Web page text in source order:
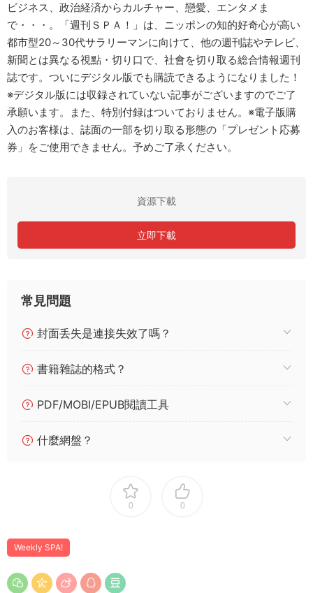
ビジネス、政治経済からカルチャー、戀愛、エンタメま
で・・・。「週刊ＳＰＡ！」は、ニッポンの知的好奇心が高い
都市型20～30代サラリーマンに向けて、他の週刊誌やテレビ、
新聞とは異なる視點・切り口で、社會を切り取る総合情報週刊
誌です。ついにデジタル版でも購読できるようになりました！
※デジタル版には収録されていない記事がございますのでご了
承願います。また、特別付録はついておりません。※電子版購
入のお客様は、誌面の一部を切り取る形態の「プレゼント応募
券」をご使用できません。予めご了承ください。
資源下載
立即下載
常見問題
封面丢失是連接失效了嗎？
書籍雜誌的格式？
PDF/MOBI/EPUB閱讀工具
什麼網盤？
0 0
Weekly SPA!